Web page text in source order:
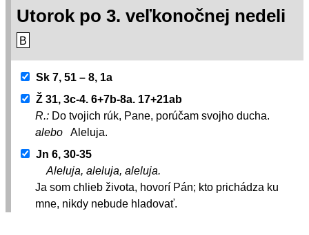
Utorok po 3. veľkonočnej nedeli
B
Sk 7, 51 – 8, 1a
Ž 31, 3c-4. 6+7b-8a. 17+21ab
R.: Do tvojich rúk, Pane, porúčam svojho ducha.
alebo
Aleluja.
Jn 6, 30-35
Aleluja, aleluja, aleluja.
Ja som chlieb života, hovorí Pán; kto prichádza ku
mne, nikdy nebude hladovať.